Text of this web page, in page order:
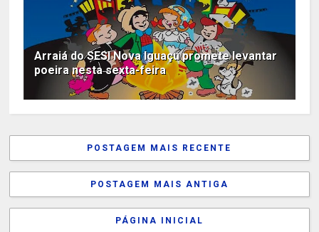
Arraiá do SESI Nova Iguaçu promete levantar
poeira nesta sexta-feira
POSTAGEM MAIS RECENTE
POSTAGEM MAIS ANTIGA
PÁGINA INICIAL